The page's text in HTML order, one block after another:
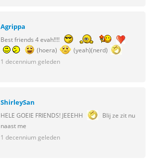
Agrippa
Best friends 4 evah!!!!
(hoera)
(yeah)(nerd)
1 decennium geleden
ShirleySan
HELE GOEIE FRIENDS! JEEEHH
Blij ze zit nu
naast me
1 decennium geleden